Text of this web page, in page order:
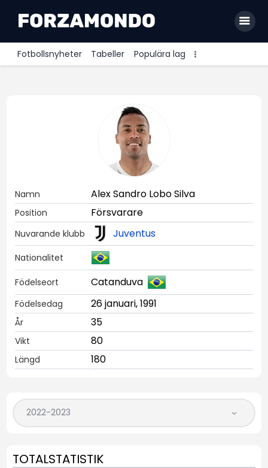
Fotbollsnyheter Tabeller Populära lag
Premier League
Ligue 1
Namn Alex Sandro Lobo Silva
Position Försvarare
Nuvarande klubb Juventus
Nationalitet
Födelseort Catanduva
Födelsedag 26 januari, 1991
År 35
Vikt 80
Längd 180
TOTALSTATISTIK